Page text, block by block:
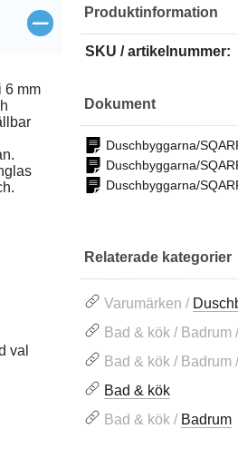
öppna>
6 mm
val
Produktinformation
SKU / artikelnummer:
Dokument
Duschbyggarna/
Duschbyggarna/
Duschbyggarna/
Relaterade kategorier
Varumärken /
Bad & kök / Badrum
Bad & kök / Badrum
Bad & kök
Bad & kök / Badrum